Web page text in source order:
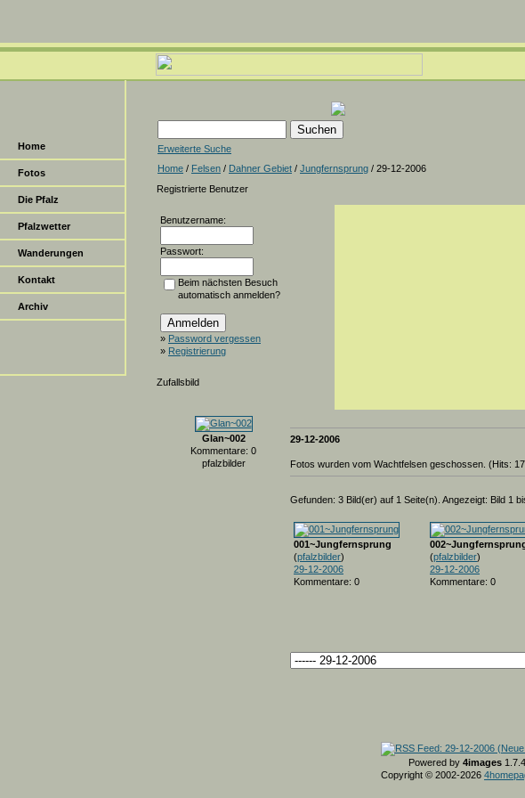
Home
Fotos
Die Pfalz
Pfalzwetter
Wanderungen
Kontakt
Archiv
Erweiterte Suche
Home / Felsen / Dahner Gebiet / Jungfernsprung / 29-12-2006
Registrierte Benutzer
Benutzername:
Passwort:
Beim nächsten Besuch
automatisch anmelden?
» Password vergessen
» Registrierung
Zufallsbild
Glan~002
Kommentare: 0
pfalzbilder
29-12-2006
Fotos wurden vom Wachtfelsen geschossen. (Hits:
Gefunden: 3 Bild(er) auf 1 Seite(n). Angezeigt: Bild 1
001~Jungfernsprung
(pfalzbilder)
29-12-2006
Kommentare: 0
(pfalzbilder)
29-12-2006
Kommentare: 0
Powered by 4images 1.7.4
Copyright © 2002-2026